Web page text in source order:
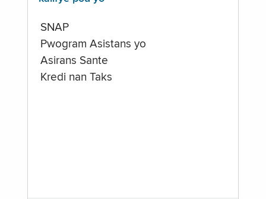
SNAP
Pwogram Asistans yo
Asirans Sante
Kredi nan Taks